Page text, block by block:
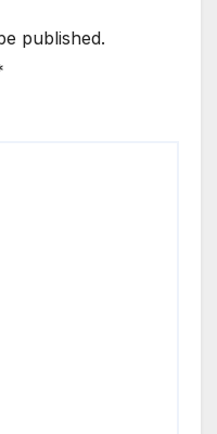
published.